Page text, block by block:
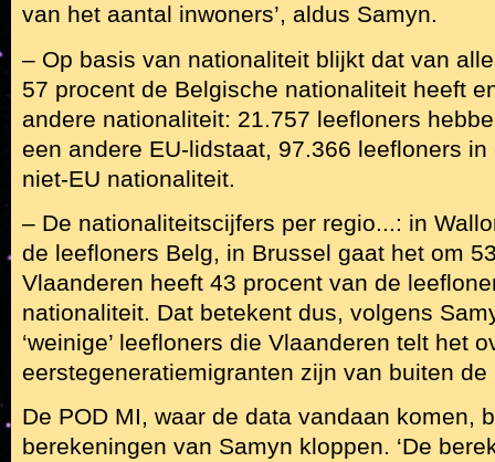
van het aantal inwoners’, aldus Samyn.
– Op basis van nationaliteit blijkt dat van
57 procent de Belgische nationaliteit heeft
andere nationaliteit: 21.757 leefloners
een andere EU-lidstaat, 97.366 leefloners
niet-EU nationaliteit.
– De nationaliteitscijfers per regio...: in
de leefloners Belg, in Brussel gaat het om
Vlaanderen heeft 43 procent van de
nationaliteit. Dat betekent dus, volgens
‘weinige’ leefloners die Vlaanderen telt het
eerstegeneratiemigranten zijn van buiten
De POD MI, waar de data vandaan komen,
berekeningen van Samyn kloppen. ‘De